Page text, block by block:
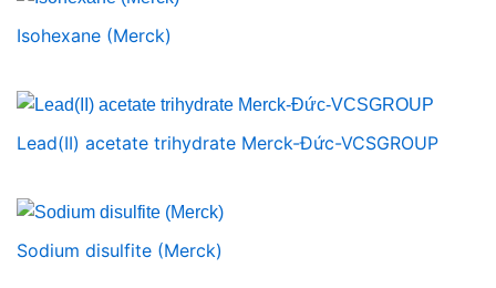
Isohexane (Merck)
Lead(II) acetate trihydrate Merck-Đức-VCSGROUP
Sodium disulfite (Merck)